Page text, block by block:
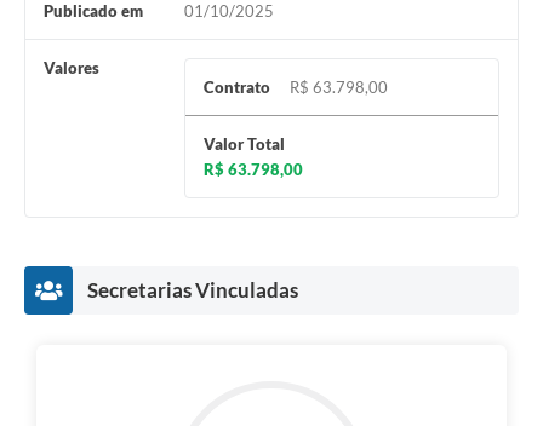
Publicado em 01/10/2025
Valores
Contrato
R$ 63.798,00
Valor Total
R$ 63.798,00
Secretarias Vinculadas